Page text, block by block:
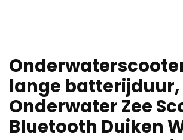
lange batterijduur,
Onderwater Zee
Bluetooth Duiken